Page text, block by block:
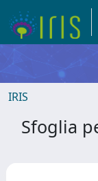
IRIS
Sfoglia